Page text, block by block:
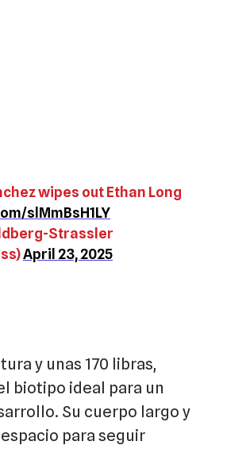
wipes out Ethan Long
slMmBsH1LY
Strassler
April 23, 2025
y unas 170 libras,
biotipo ideal para un
Su cuerpo largo y
para seguir